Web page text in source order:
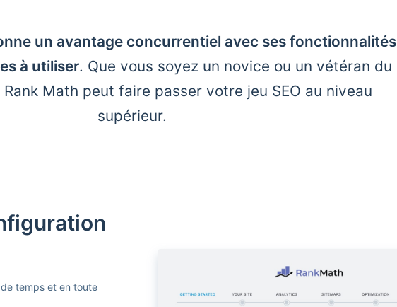
un avantage concurrentiel avec ses fonctionnalités
à utiliser. Que vous soyez un novice ou un vétéran du
Math peut faire passer votre jeu SEO au niveau
supérieur.
temps et en toute